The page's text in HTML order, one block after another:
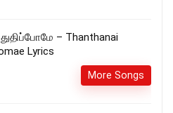
– Thanthanai
Lyrics
More Songs